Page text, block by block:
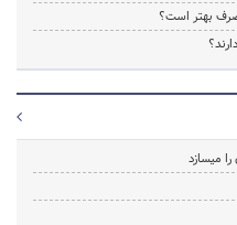
بهتر است؟
میسازد